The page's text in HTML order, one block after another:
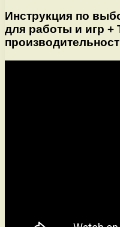
Инструкция по
для работы и игр +